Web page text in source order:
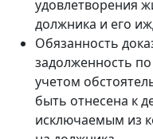
удовлетворения
должника и его
Обязанность
задолженность
учетом
быть отнесена к
исключаемым из